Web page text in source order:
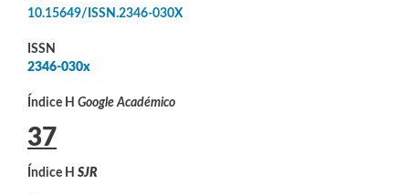
10.15649/ISSN.2346-030X
ISSN
2346-030x
Índice H Google Académico
37
Índice H SJR